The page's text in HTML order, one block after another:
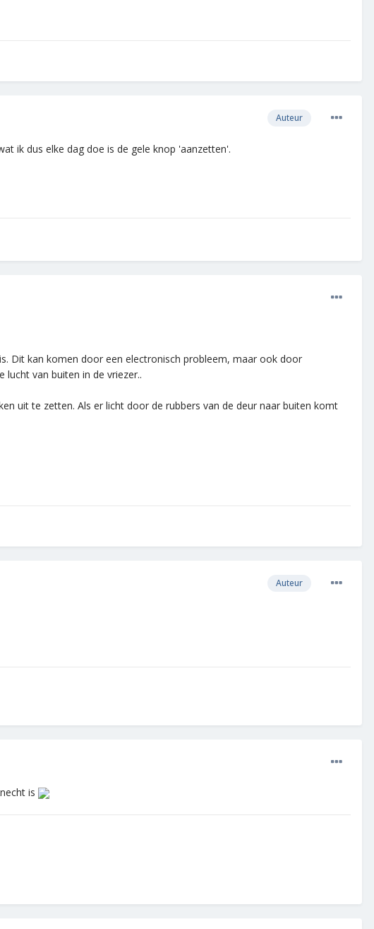
Auteur
ik dus elke dag doe is de gele knop 'aanzetten'.
Dit kan komen door een electronisch probleem, maar ook door
van buiten in de vriezer..
uit te zetten. Als er licht door de rubbers van de deur naar buiten komt
Auteur
is